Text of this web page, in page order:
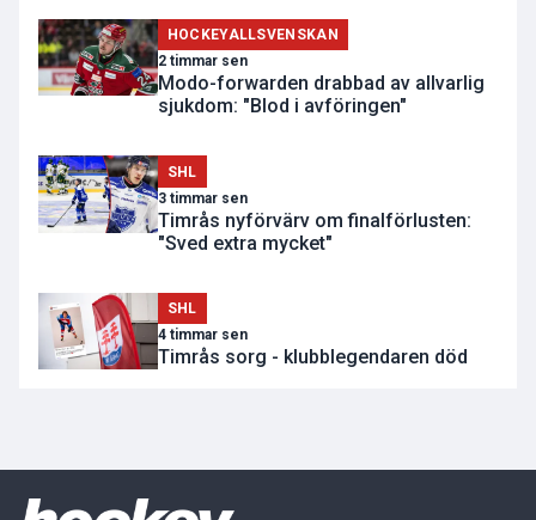
HOCKEYALLSVENSKAN
2 timmar sen
Modo-forwarden drabbad av allvarlig
sjukdom: "Blod i avföringen"
SHL
3 timmar sen
Timrås nyförvärv om finalförlusten:
"Sved extra mycket"
SHL
4 timmar sen
Timrås sorg - klubblegendaren död